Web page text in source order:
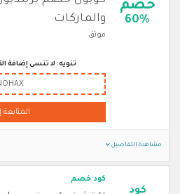
خصم
60%
والماركات
موثق
تنويه: لا تنسى إضافة
المتابعة
مشاهدة التفاصيل
كود
كود خصم